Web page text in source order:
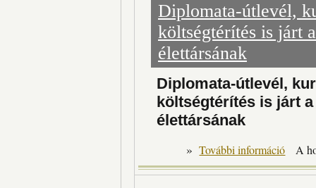
Diplomata-útlevél,
költségtérítés is járt
élettársának
Diplomata-útlevél,
költségtérítés is járt
élettársának
» További információ A